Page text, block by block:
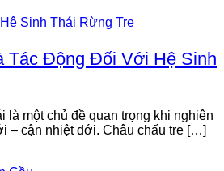
Tác Động Đối Với Hệ Sinh
là một chủ đề quan trọng khi nghiên
– cận nhiệt đới. Châu chấu tre […]